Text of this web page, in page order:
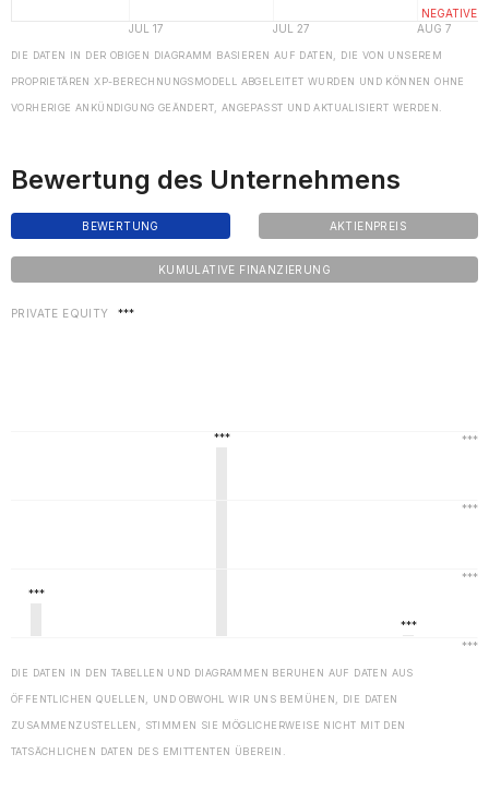
DIE DATEN IN DER OBIGEN DIAGRAMM BASIEREN AUF DATEN, DIE VON UNSEREM
PROPRIETÄREN XP-BERECHNUNGSMODELL ABGELEITET WURDEN UND KÖNNEN OHNE
VORHERIGE ANKÜNDIGUNG GEÄNDERT, ANGEPASST UND AKTUALISIERT WERDEN.
Bewertung des Unternehmens
BEWERTUNG AKTIENPREIS
KUMULATIVE FINANZIERUNG
PRIVATE EQUITY ***
DIE DATEN IN DEN TABELLEN UND DIAGRAMMEN BERUHEN AUF DATEN AUS
ÖFFENTLICHEN QUELLEN, UND OBWOHL WIR UNS BEMÜHEN, DIE DATEN
ZUSAMMENZUSTELLEN, STIMMEN SIE MÖGLICHERWEISE NICHT MIT DEN
TATSÄCHLICHEN DATEN DES EMITTENTEN ÜBEREIN.